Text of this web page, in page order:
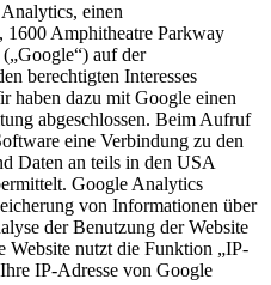
einen
1600 Amphitheatre Parkway
auf der
berechtigten Interesses
haben dazu mit Google einen
abgeschlossen. Beim Aufruf
eine Verbindung zu den
Daten an teils in den USA
Google Analytics
von Informationen über
der Benutzung der Website
Website nutzt die Funktion „IP-
IP-Adresse von Google